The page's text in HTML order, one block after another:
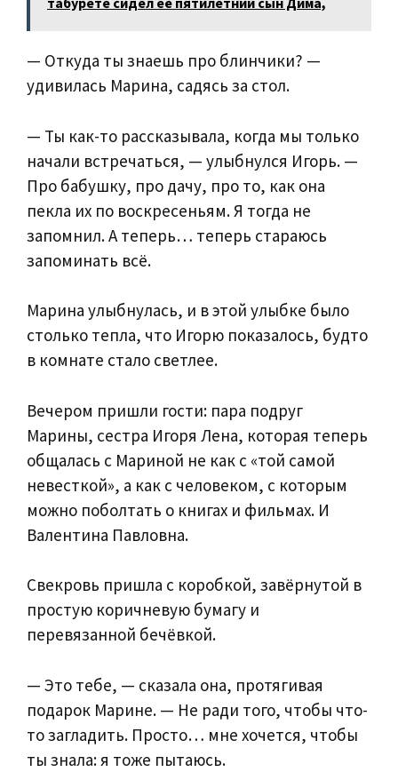
— Откуда ты знаешь про блинчики? —
удивилась Марина, садясь за стол.
— Ты как-то рассказывала, когда мы только
начали встречаться, — улыбнулся Игорь. —
Про бабушку, про дачу, про то, как она
пекла их по воскресеньям. Я тогда не
запомнил. А теперь… теперь стараюсь
запоминать всё.
Марина улыбнулась, и в этой улыбке было
столько тепла, что Игорю показалось, будто
в комнате стало светлее.
Вечером пришли гости: пара подруг
Марины, сестра Игоря Лена, которая теперь
общалась с Мариной не как с «той самой
невесткой», а как с человеком, с которым
можно поболтать о книгах и фильмах. И
Валентина Павловна.
Свекровь пришла с коробкой, завёрнутой в
простую коричневую бумагу и
перевязанной бечёвкой.
— Это тебе, — сказала она, протягивая
подарок Марине. — Не ради того, чтобы что-
то загладить. Просто… мне хочется, чтобы
ты знала: я тоже пытаюсь.